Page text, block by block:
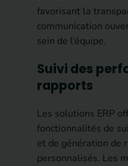
favorisant la
communication
sein de l’équipe.
Suivi des
rapports
Les solutions ERP
fonctionnalités de
et de génération de
personnalisés. Les